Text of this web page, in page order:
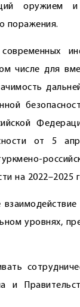
оружием
поражения.
числе для
от 5
на 2022–2025
уровнях,
и